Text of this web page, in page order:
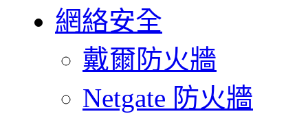
網絡安全
戴爾防火牆
Netgate 防火牆